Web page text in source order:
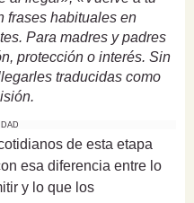
frases habituales en
Para madres y padres
protección o interés. Sin
traducidas como
de esta etapa
esa diferencia entre lo
y lo que los